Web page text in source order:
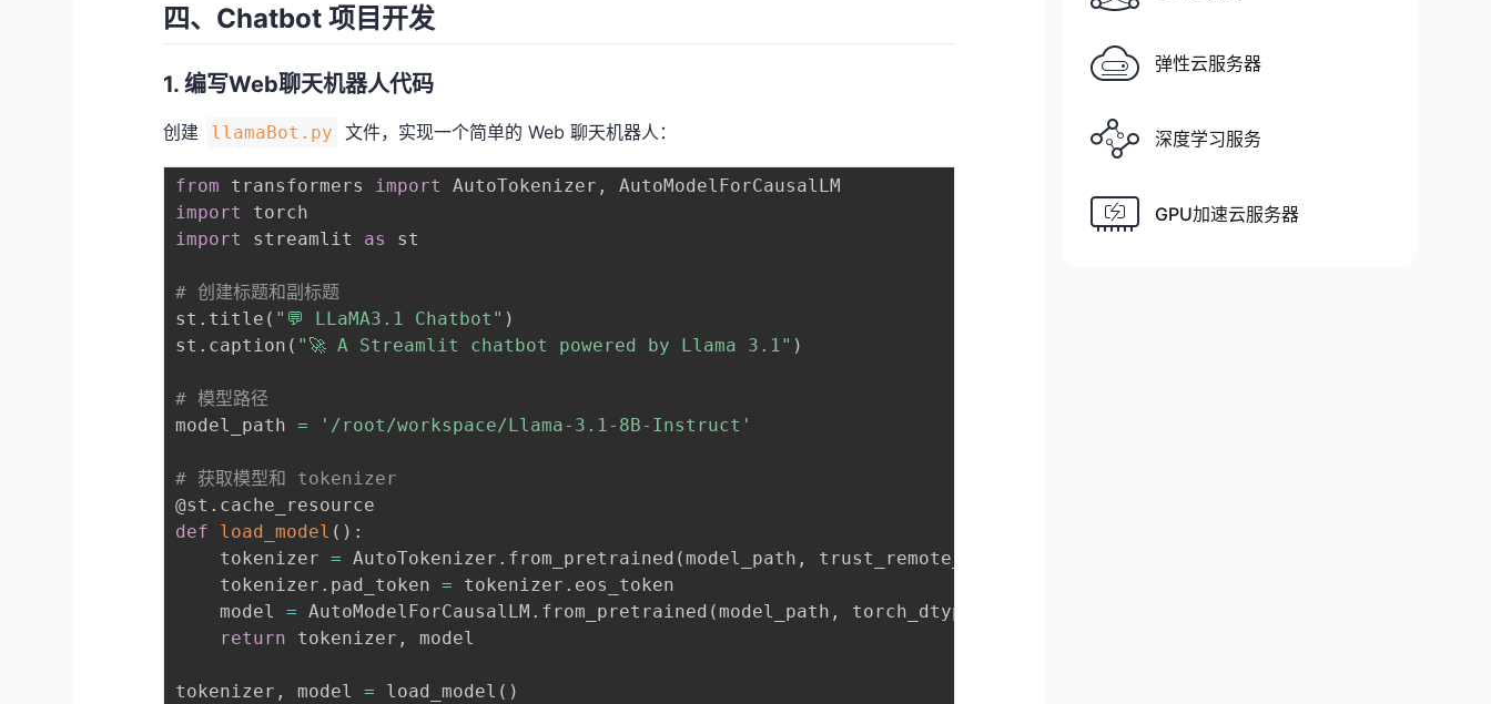
四、Chatbot 项目开发
1. 编写Web聊天机器人代码
创建 llamaBot.py 文件，实现一个简单的 Web 聊天机器人：
from transformers import AutoTokenizer ,
import
import
streamlit as st
# 创建标题和副标题
st . title ( "💬 LLaMA3.1 Chatbot" )
st . caption ( "🚀 A Streamlit chatbot powered by Llama 3.1" )
# 模型路径
model_path = '/root/workspace/Llama-3.1-8B-Instruct'
# 获取模型和 tokenizer
@st . cache_resource
def
load_model ( ) :
    tokenizer
= AutoTokenizer . from_pretrained ( model_path , trust_remote_code
    tokenizer
. pad_token = tokenizer . eos_token
    model
= AutoModelForCausalLM . from_pretrained ( model_path , torch_dtype
return tokenizer , model
tokenizer , model = load_model ( )
弹性云服务器
深度学习服务
GPU加速云服务器